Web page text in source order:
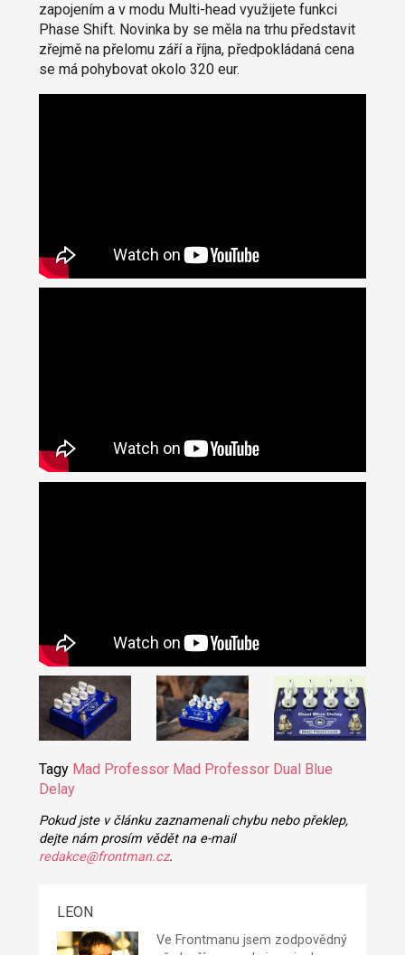
zapojením a v modu Multi-head využijete funkci
Phase Shift. Novinka by se měla na trhu představit
zřejmě na přelomu září a října, předpokládaná cena
se má pohybovat okolo 320 eur.
Tagy Mad Professor Mad Professor Dual Blue
Delay
Pokud jste v článku zaznamenali chybu nebo překlep,
dejte nám prosím vědět na e-mail
redakce@frontman.cz.
LEON
Ve Frontmanu jsem zodpovědný